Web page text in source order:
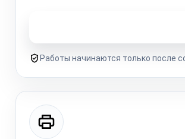
Работы начинаются только после